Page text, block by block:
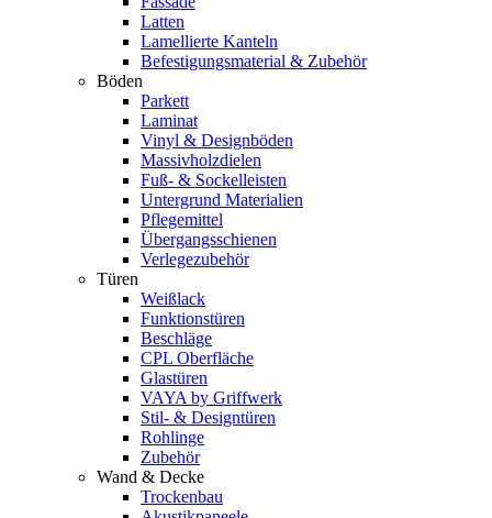
Latten
Lamellierte Kanteln
Befestigungsmaterial & Zubehör
Böden
Parkett
Laminat
Vinyl & Designböden
Massivholzdielen
Fuß- & Sockelleisten
Untergrund Materialien
Pflegemittel
Übergangsschienen
Verlegezubehör
Türen
Weißlack
Funktionstüren
Beschläge
CPL Oberfläche
Glastüren
VAYA by Griffwerk
Stil- & Designtüren
Rohlinge
Zubehör
Wand & Decke
Trockenbau